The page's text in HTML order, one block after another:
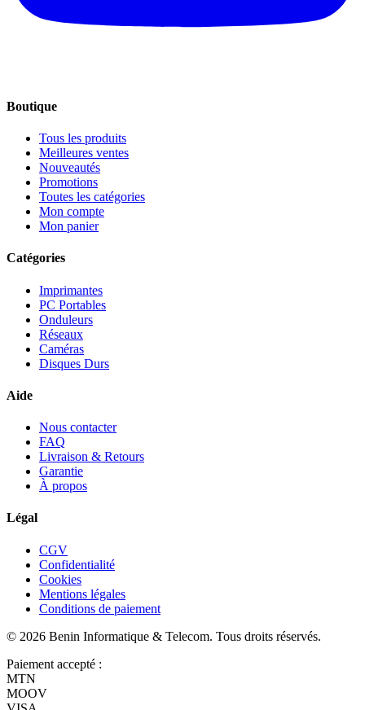
Boutique
Tous les produits
Meilleures ventes
Nouveautés
Promotions
Toutes les catégories
Mon compte
Mon panier
Catégories
Imprimantes
PC Portables
Onduleurs
Réseaux
Caméras
Disques Durs
Aide
Nous contacter
FAQ
Livraison & Retours
Garantie
À propos
Légal
CGV
Confidentialité
Cookies
Mentions légales
Conditions de paiement
© 2026 Benin Informatique & Telecom. Tous droits réservés.
Paiement accepté :
MTN
MOOV